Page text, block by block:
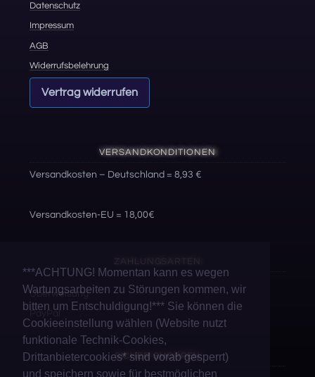
Datenschutz
Impressum
AGB
Widerrufsbelehrung
Vertrag widerrufen
VERSANDKONDITIONEN
Versandkosten – Deutschland = 8,93 €
Versandkosten-EU = 18,00€
Überweisung
PayPal
SICHER SHOPPEN
***ACHTUNG! Momentan kann es wegen
Wartungsarbeiten zu Störungen kommen, wir
bitten um Entschuldigung!*** Sie können die
Cookieeinstellung wählen (Website nutzt
funktionale Technik-Cookies,
Drittanbietercookies* sind vorab gesperrt)
und speichern sowie für bestmöglichen